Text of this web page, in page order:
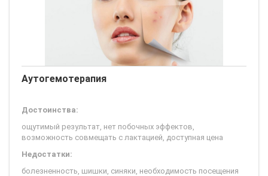
Аутогемотерапия
Достоинства:
ощутимый результат, нет побочных эффектов,
возможность совмещать с лактацией, доступная цена
Недостатки:
болезненность, шишки, синяки, необходимость посещения